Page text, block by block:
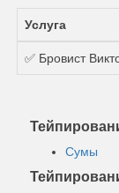
Услуга
✅ Бровист
Сумы